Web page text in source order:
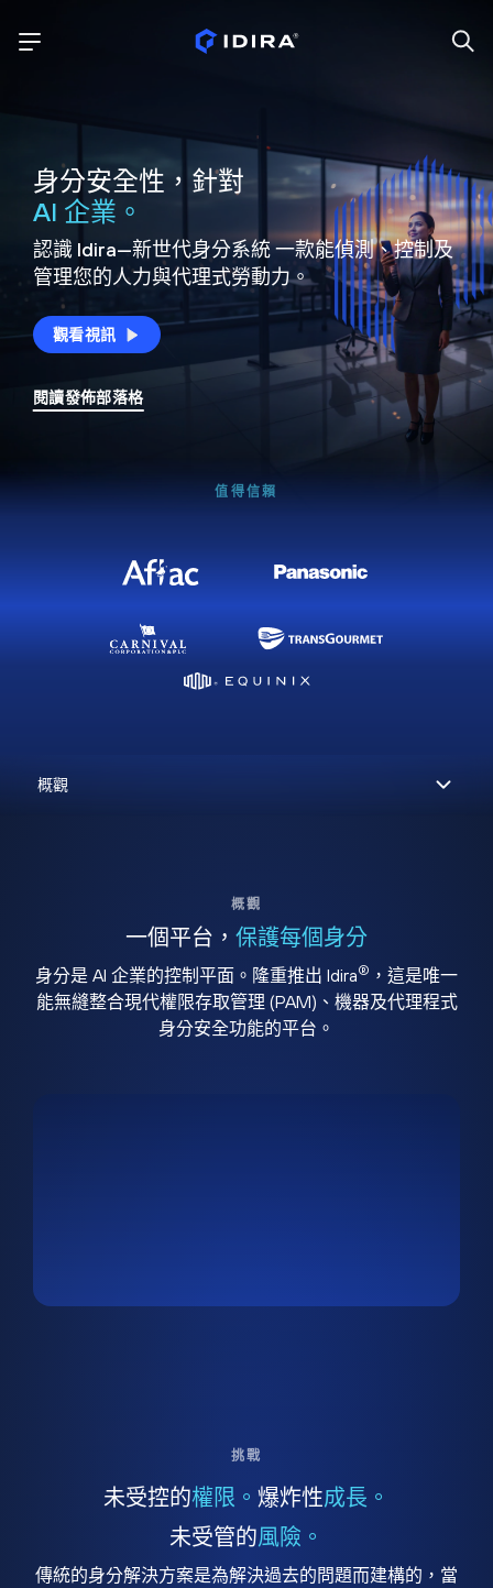
身分安全性，針對
AI 企業。
認識 Idira—新世代身分系統一款能偵測、控制及
管理您的人力與代理式勞動力。
觀看視訊
閱讀發佈部落格
值得信賴
概觀
一個平台， 保護每個身分
身分是 AI 企業的控制平面。隆重推出 Idira® ，這是唯一
能無縫整合現代權限存取管理 (PAM)、機器及代理程式
身分安全功能的平台。
挑戰
未受控的權限。 爆炸性成長。
未受管的風險。
傳統的身分解決方案是為解決過去的問題而建構的，當